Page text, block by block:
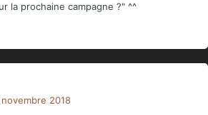
la prochaine campagne ?" ^^
novembre 2018